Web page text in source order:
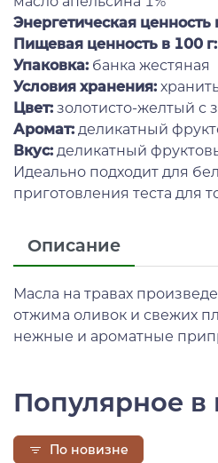
Энергетическая ценность
Пищевая ценность в 100 г:
Упаковка: банка жестяная
Условия хранения:
Цвет: золотисто-желтый с
Аромат: деликатный
Вкус: деликатный
Идеально подходит для
приготовления теста для
Описание
Масла на травах
отжима оливок и свежих
нежные и ароматные
Популярное в
По новизне